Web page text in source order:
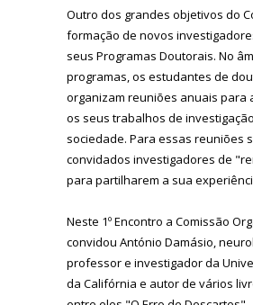
Outro dos grandes objetivos do
formação de novos
seus Programas Doutorais. No
programas, os estudantes de
organizam reuniões anuais para
os seus trabalhos de
sociedade. Para essas reuniões
convidados investigadores de
para partilharem a sua
Neste 1º Encontro a Comissão
convidou António Damásio,
professor e investigador da
da Califórnia e autor de vários